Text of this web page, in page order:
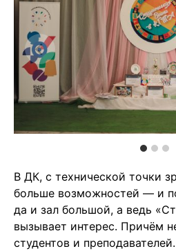
В ДК, с технической точки
больше возможностей — и
да и зал большой, а ведь
вызывает интерес. Причём
студентов и